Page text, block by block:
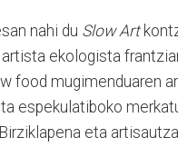
nahi du Slow Art
ekologista
food mugimenduaren
espekulatiboko
eta